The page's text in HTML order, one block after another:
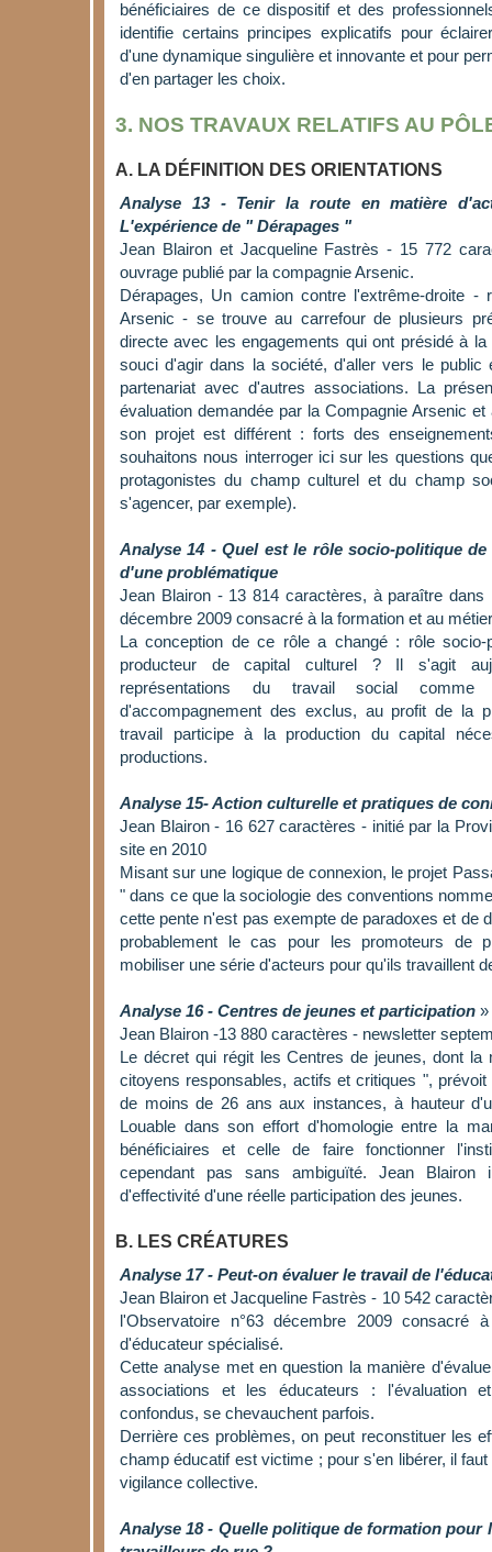
bénéficiaires de ce dispositif et des
identifie certains principes explicatifs pour
d'une dynamique singulière et innovante et pour
d'en partager les choix.
3. NOS TRAVAUX RELATIFS AU
A. LA DÉFINITION DES ORIENTATIONS
Analyse 13 - Tenir la route en matière
L'expérience de " Dérapages "
Jean Blairon et Jacqueline Fastrès - 15 772
ouvrage publié par la compagnie Arsenic.
Dérapages, Un camion contre l'extrême-droite -
Arsenic - se trouve au carrefour de plusieurs
directe avec les engagements qui ont présidé à
souci d'agir dans la société, d'aller vers le public
partenariat avec d'autres associations. La
évaluation demandée par la Compagnie Arsenic
son projet est différent : forts des
souhaitons nous interroger ici sur les questions
protagonistes du champ culturel et du champ
s'agencer, par exemple).
Analyse 14 - Quel est le rôle socio-politique
d'une problématique
Jean Blairon - 13 814 caractères, à paraître dans
décembre 2009 consacré à la formation et au
La conception de ce rôle a changé : rôle socio-
producteur de capital culturel ? Il s'agit
représentations du travail social
d'accompagnement des exclus, au profit de la
travail participe à la production du capital
productions.
Analyse 15- Action culturelle et pratiques de
Jean Blairon - 16 627 caractères - initié par la
site en 2010
Misant sur une logique de connexion, le projet
" dans ce que la sociologie des conventions
cette pente n'est pas exempte de paradoxes et de
probablement le cas pour les promoteurs de
mobiliser une série d'acteurs pour qu'ils travaillent
Analyse 16 - Centres de jeunes et participation »
Jean Blairon -13 880 caractères - newsletter
Le décret qui régit les Centres de jeunes, dont
citoyens responsables, actifs et critiques ",
de moins de 26 ans aux instances, à hauteur
Louable dans son effort d'homologie entre la
bénéficiaires et celle de faire fonctionner
cependant pas sans ambiguïté. Jean Blairon
d'effectivité d'une réelle participation des jeunes.
B. LES CRÉATURES
Analyse 17 - Peut-on évaluer le travail de
Jean Blairon et Jacqueline Fastrès - 10 542
l'Observatoire n°63 décembre 2009 consacré
d'éducateur spécialisé.
Cette analyse met en question la manière
associations et les éducateurs : l'évaluation
confondus, se chevauchent parfois.
Derrière ces problèmes, on peut reconstituer les
champ éducatif est victime ; pour s'en libérer, il
vigilance collective.
Analyse 18 - Quelle politique de formation pour